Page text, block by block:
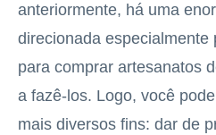
anteriormente, há uma
direcionada especialmente
para comprar artesanatos
a fazê-los. Logo, você
mais diversos fins: dar de